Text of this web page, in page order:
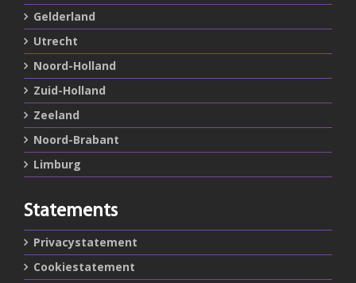
Gelderland
Utrecht
Noord-Holland
Zuid-Holland
Zeeland
Noord-Brabant
Limburg
Statements
Privacystatement
Cookiestatement